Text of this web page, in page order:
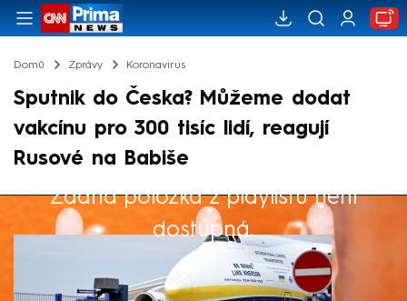
Domů Zprávy Koronavirus
Sputnik do Česka? Můžeme dodat
vakcínu pro 300 tisíc lidí, reagují
Rusové na Babiše
Žádná položka z playlistu není
dostupná.
Výběr redakce